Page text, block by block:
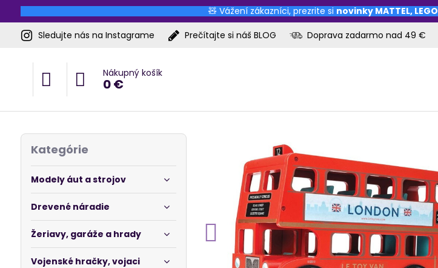
🧸 Vážení zákazníci, prezrite si novinky MATTEL, LEGO
Sledujte nás na Instagrame
Prečítajte si náš BLOG Doprava zadarmo nad 49 €
Nákupný košík
0 €
Kategórie
Modely áut a strojov
Drevené náradie
Žeriavy, garáže a hrady
Vojenské hračky, vojaci